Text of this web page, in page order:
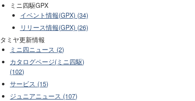
ミニ四駆GPX
イベント情報(GPX) (34)
リリース情報(GPX) (26)
タミヤ更新情報
ミニ四ニュース (2)
カタログページ(ミニ四駆)
(102)
サービス (15)
ジュニアニュース (107)